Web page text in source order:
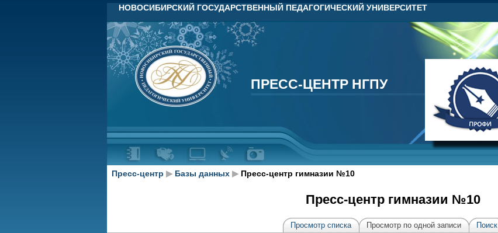
НОВОСИБИРСКИЙ ГОСУДАРСТВЕННЫЙ ПЕДАГОГИЧЕСКИЙ УНИВЕРСИТЕТ
ПРЕСС-ЦЕНТР НГПУ
ПРЕСС-ЦЕНТР НГПУ
Пресс-центр ▶ Базы данных ▶Пресс-центр гимназии №10
Пресс-центр гимназии №10
Просмотр списка Просмотр по одной записи Поиск